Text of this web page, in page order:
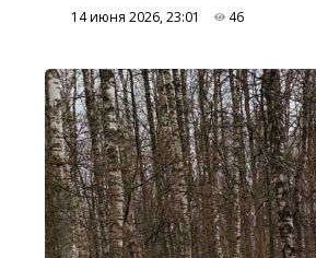
14 июня 2026, 23:01 46